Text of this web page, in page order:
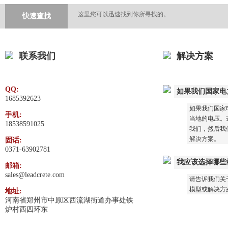
快速查找 这里您可以迅速找到你所寻找的。
联系我们
QQ:
1685392623
手机:
18538591025
固话:
0371-63902781
邮箱:
sales@leadcrete.com
地址:
河南省郑州市中原区西流湖街道办事处铁
炉村西四环东
解决方案
如果我们国家
如果我们国家
当地的电压。
我们，然后我
解决方案。
我应该选择哪
请告诉我们关
模型或解决方